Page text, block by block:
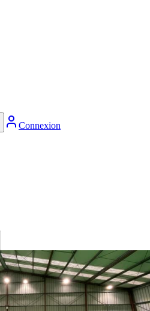
Connexion